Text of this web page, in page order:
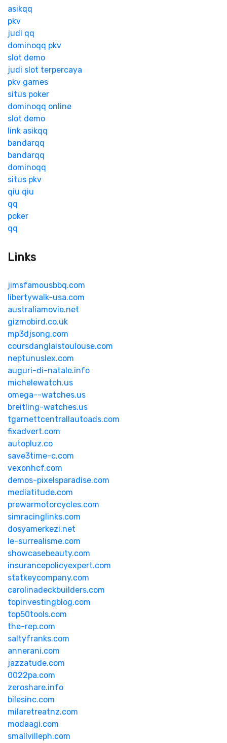
asikqq
pkv
judi qq
dominoqq pkv
slot demo
judi slot terpercaya
pkv games
situs poker
dominoqq online
slot demo
link asikqq
bandarqq
bandarqq
dominoqq
situs pkv
qiu qiu
qq
poker
qq
Links
jimsfamousbbq.com
libertywalk-usa.com
australiamovie.net
gizmobird.co.uk
mp3djsong.com
coursdanglaistoulouse.com
neptunuslex.com
auguri-di-natale.info
michelewatch.us
omega--watches.us
breitling-watches.us
tgarnettcentrallautoads.com
fixadvert.com
autopluz.co
save3time-c.com
vexonhcf.com
demos-pixelsparadise.com
mediatitude.com
prewarmotorcycles.com
simracinglinks.com
dosyamerkezi.net
le-surrealisme.com
showcasebeauty.com
insurancepolicyexpert.com
statkeycompany.com
carolinadeckbuilders.com
topinvestingblog.com
top50tools.com
the-rep.com
saltyfranks.com
annerani.com
jazzatude.com
0022pa.com
zeroshare.info
bilesinc.com
milaretreatnz.com
modaagi.com
smallvilleph.com